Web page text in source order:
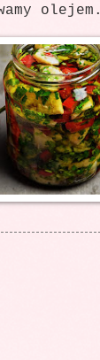
olejem.